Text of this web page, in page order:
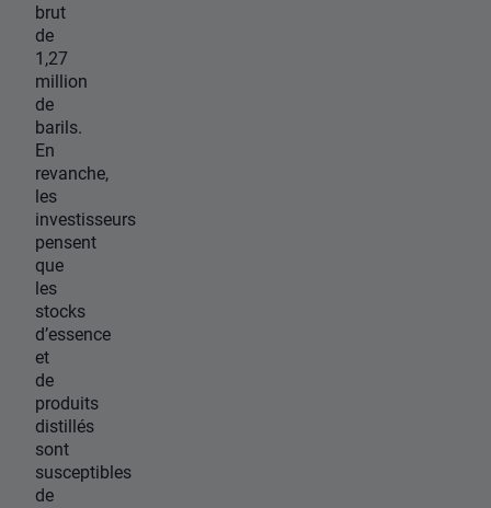
brut
de
1,27
million
de
barils.
En
revanche,
les
investisseurs
pensent
que
les
stocks
d’essence
et
de
produits
distillés
sont
susceptibles
de